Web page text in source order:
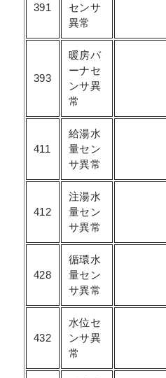
391
センサ
異常
393
暖房バ
ーナセ
ンサ異
常
411
給湯水
量セン
サ異常
412
注湯水
量セン
サ異常
428
循環水
量セン
サ異常
432
水位セ
ンサ異
常